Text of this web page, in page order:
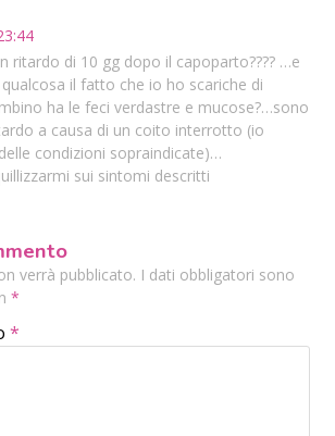
ritardo di 10 gg dopo il capoparto???? …e
il fatto che io ho scariche di
ha le feci verdastre e mucose?…sono
a causa di un coito interrotto (io
condizioni sopraindicate)…
sui sintomi descritti
verrà pubblicato. I dati obbligatori sono
*
*